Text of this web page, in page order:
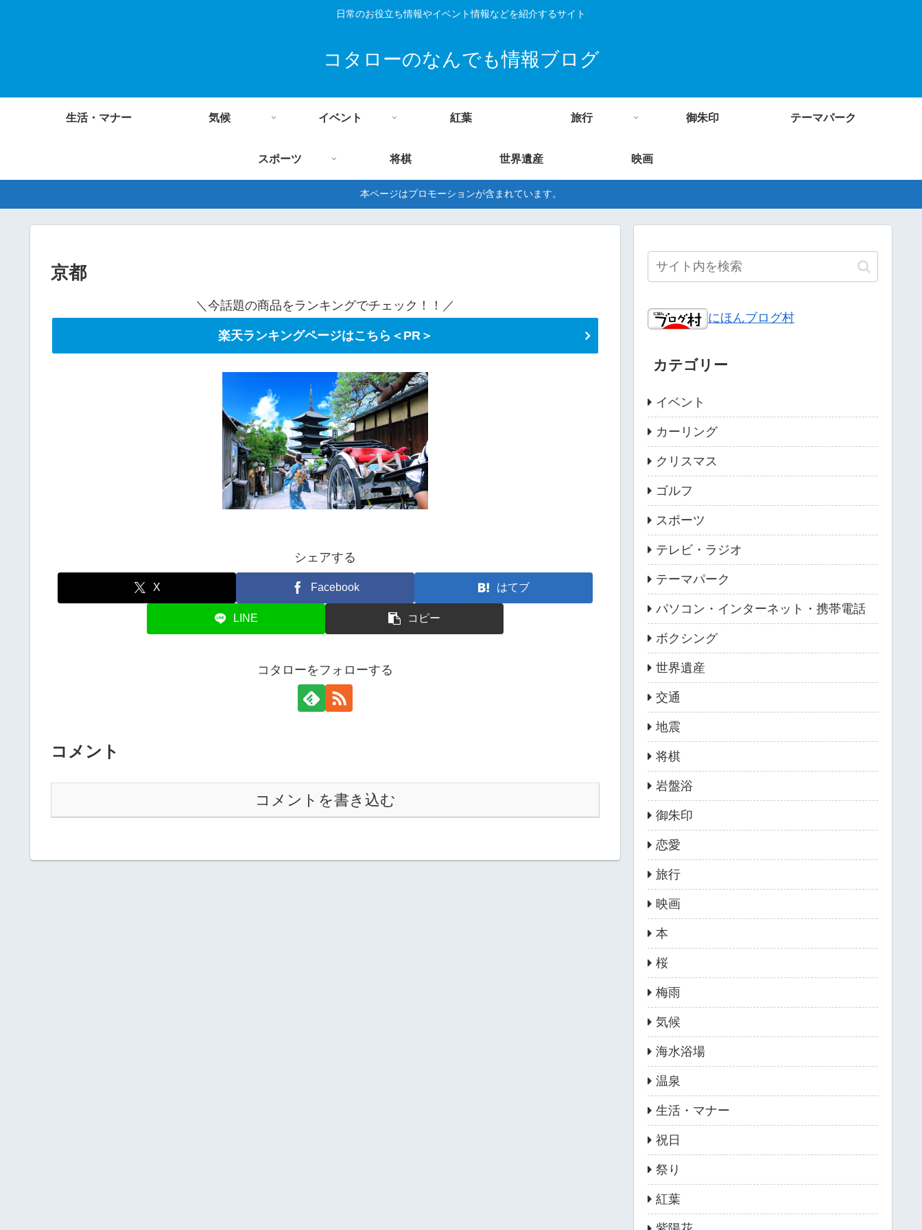
日常のお役立ち情報やイベント情報などを紹介するサイト
コタローのなんでも情報ブログ
生活・マナー 気候 イベント 紅葉 旅行 御朱印 テーマパーク
スポーツ 将棋 世界遺産 映画
本ページはプロモーションが含まれています。
京都
＼今話題の商品をランキングでチェック！！／
楽天ランキングページはこちら＜PR＞
シェアする
X Facebook はてブ
LINE コピー
コタローをフォローする
コメント
コメントを書き込む
にほんブログ村
カテゴリー
イベント
カーリング
クリスマス
ゴルフ
スポーツ
テレビ・ラジオ
テーマパーク
パソコン・インターネット・携帯電話
ボクシング
世界遺産
交通
地震
将棋
岩盤浴
御朱印
恋愛
旅行
映画
本
桜
梅雨
気候
海水浴場
温泉
生活・マナー
祝日
祭り
紅葉